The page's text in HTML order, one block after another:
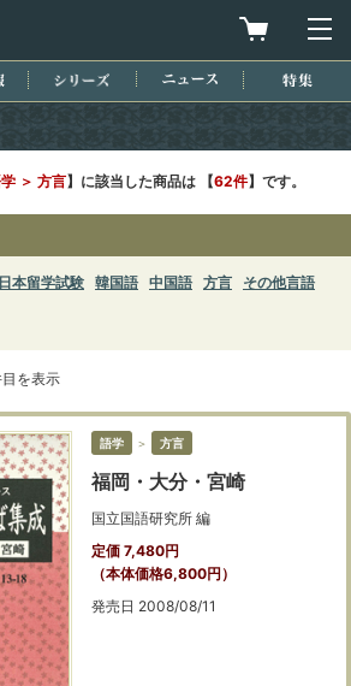
買物カゴを
近刊情報 シリーズ ニュース
＞ 方言】に該当した商品は 【62件】です。
日本留学試験 韓国語 中国語 方言
その他言語
を表示
語学 ＞ 方言
福岡・大分・宮崎
国立国語研究所 編
定価 7,480円
（本体価格6,800円）
発売日 2008/08/11